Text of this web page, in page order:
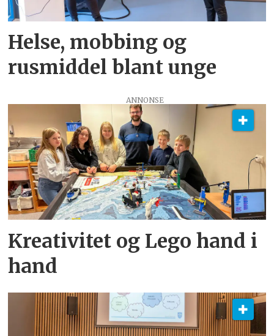
Helse, mobbing og
rusmiddel blant unge
ANNONSE
Kreativitet og Lego hand i
hand